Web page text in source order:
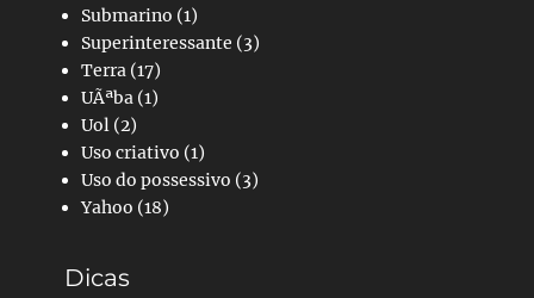
Submarino (1)
Superinteressante (3)
Terra (17)
UÃªba (1)
Uol (2)
Uso criativo (1)
Uso do possessivo (3)
Yahoo (18)
Dicas